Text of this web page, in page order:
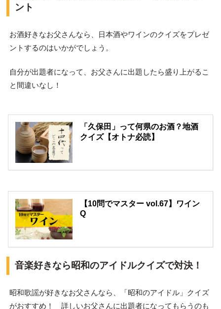
ント
お酒好きなお父さんなら、日本酒やワインのクイズをプレゼ
ントするのはいかがでしょう。
自分が出題者になって、お父さんに出題したら盛り上がるこ
と間違いなし！
「久保田」って何県のお酒？地酒
クイズ【オトナ必読】
【10問でマスター vol.67】ワイン
Q
音楽好きなら昭和のアイドルクイズで対決！
昭和歌謡が好きなお父さんなら、「昭和のアイドル」クイズ
がおすすめ！ 詳しいお父さんに出題者になってもらうのも